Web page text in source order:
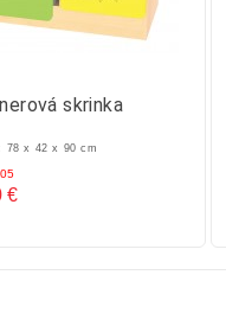
skrinka
78 x 42 x 90 cm
€